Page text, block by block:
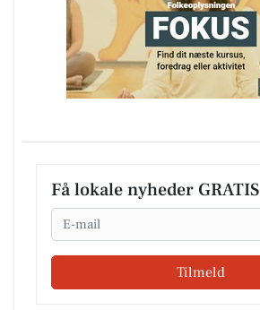
Få lokale nyheder GRATIS
Email
Tilmeld